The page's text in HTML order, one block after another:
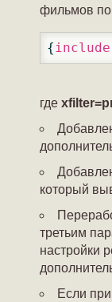
фильмов по
{include
где
который
третьим
настройки
Если